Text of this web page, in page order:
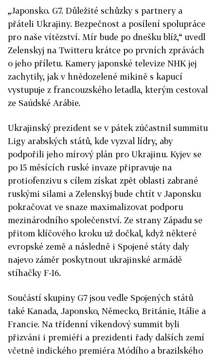
„Japonsko. G7. Důležité schůzky s partnery a
přáteli Ukrajiny. Bezpečnost a posílení spolupráce
pro naše vítězství. Mír bude po dnešku blíž,“ uvedl
Zelenskyj na Twitteru krátce po prvních zprávách
o jeho příletu. Kamery japonské televize NHK jej
zachytily, jak v hnědozelené mikině s kapucí
vystupuje z francouzského letadla, kterým cestoval
ze Saúdské Arábie.
Ukrajinský prezident se v pátek zúčastnil summitu
Ligy arabských států, kde vyzval lídry, aby
podpořili jeho mírový plán pro Ukrajinu. Kyjev se
po 15 měsících ruské invaze připravuje na
protiofenzivu s cílem získat zpět oblasti zabrané
ruskými silami a Zelenskyj bude chtít v Japonsku
pokračovat ve snaze maximalizovat podporu
mezinárodního společenství. Ze strany Západu se
přitom klíčového kroku už dočkal, když některé
evropské země a následně i Spojené státy daly
najevo záměr poskytnout ukrajinské armádě
stíhačky F-16.
Součástí skupiny G7 jsou vedle Spojených států
také Kanada, Japonsko, Německo, Británie, Itálie a
Francie. Na třídenní víkendový summit byli
přizváni i premiéři a prezidenti řady dalších zemí
včetně indického premiéra Módího a brazilského